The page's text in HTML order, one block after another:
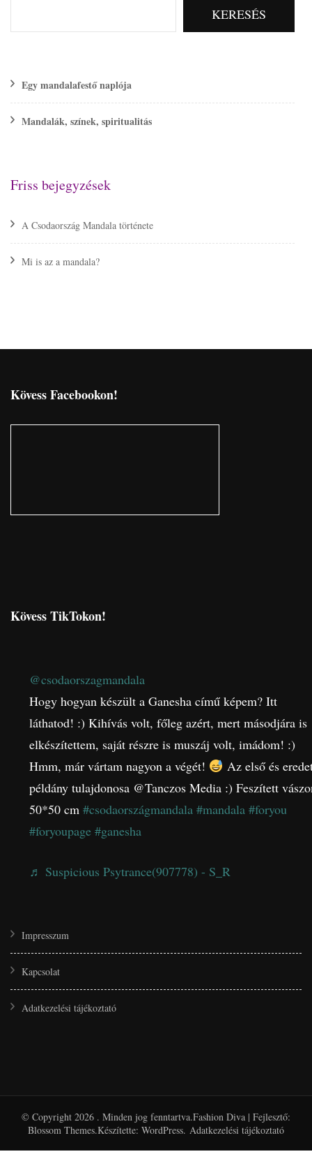
KERESÉS
Egy mandalafestő naplója
Mandalák, színek, spiritualitás
Friss bejegyzések
A Csodaország Mandala története
Mi is az a mandala?
Kövess Facebookon!
Kövess TikTokon!
@csodaorszagmandala
Hogy hogyan készült a Ganesha című képem? Itt
láthatod! :) Kihívás volt, főleg azért, mert másodjára is
elkészítettem, saját részre is muszáj volt, imádom! :)
Hmm, már vártam nagyon a végét!
Az első és
példány tulajdonosa @Tanczos Media :) Feszített
50*50 cm #csodaországmandala #mandala #foryou
#foryoupage #ganesha
♬ Suspicious Psytrance(907778) - S_R
Impresszum
Kapcsolat
Adatkezelési tájékoztató
© Copyright 2026 . Minden jog fenntartva.Fashion Diva | Fejlesztő:
Blossom Themes.Készítette: WordPress. Adatkezelési tájékoztató